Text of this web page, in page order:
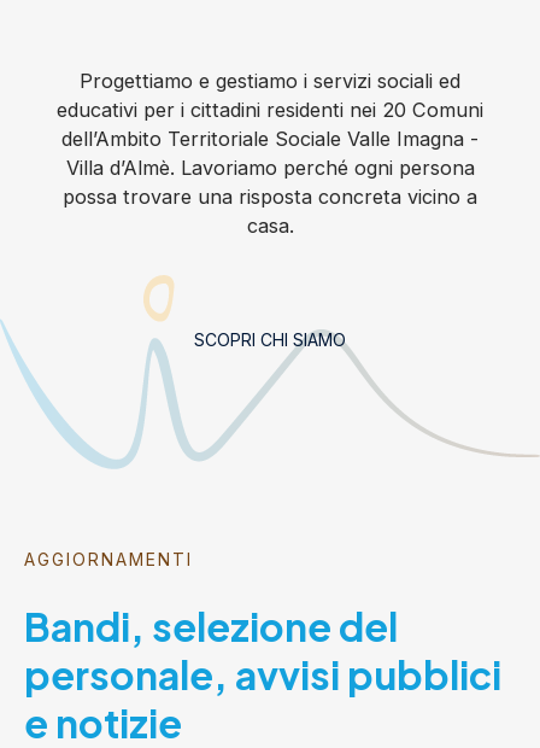
Progettiamo e gestiamo i servizi sociali ed
educativi per i cittadini residenti nei 20 Comuni
dell’Ambito Territoriale Sociale Valle Imagna -
Villa d’Almè. Lavoriamo perché ogni persona
possa trovare una risposta concreta vicino a
casa.
SCOPRI CHI SIAMO
AGGIORNAMENTI
Bandi, selezione del
personale, avvisi pubblici
e notizie